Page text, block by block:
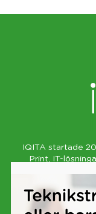
IQITA startade
Print, IT-
lösningar
hetaste.